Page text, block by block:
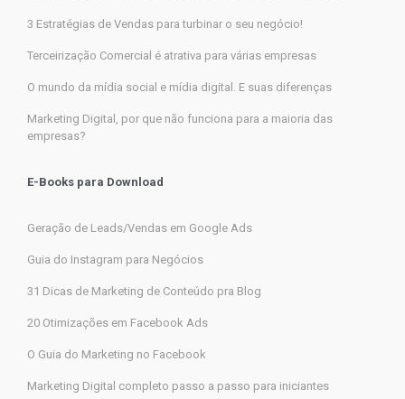
3 Estratégias de Vendas para turbinar o seu negócio!
Terceirização Comercial é atrativa para várias empresas
O mundo da mídia social e mídia digital. E suas diferenças
Marketing Digital, por que não funciona para a maioria das
empresas?
E-Books para Download
Geração de Leads/Vendas em Google Ads
Guia do Instagram para Negócios
31 Dicas de Marketing de Conteúdo pra Blog
20 Otimizações em Facebook Ads
O Guia do Marketing no Facebook
Marketing Digital completo passo a passo para iniciantes